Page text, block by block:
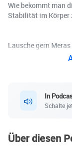
Wie bekommt man
Stabilität im Körper
Lausche gern
In
Schalte
Über diesen